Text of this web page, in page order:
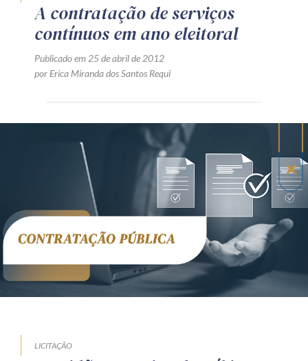
A contratação de serviços
contínuos em ano eleitoral
Publicado em 25 de abril de 2012
por Erica Miranda dos Santos Requi
LICITAÇÃO